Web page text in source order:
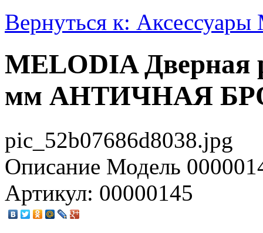
Вернуться к:
MELODIA Дверная
мм АНТИЧНАЯ
pic_52b07686d8038.jpg
Описание Модель
Артикул: 00000145